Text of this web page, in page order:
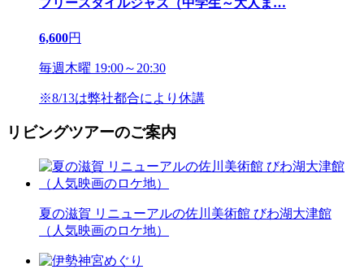
フリースタイルジャズ（中学生～大人ま…
6,600円
毎週木曜 19:00～20:30
※8/13は弊社都合により休講
リビングツアーのご案内
夏の滋賀 リニューアルの佐川美術館 びわ湖大津館
（人気映画のロケ地）